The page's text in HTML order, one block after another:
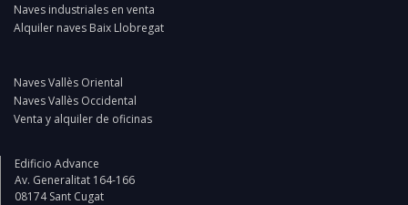
Naves industriales en venta
Alquiler naves Baix Llobregat
Naves Vallès Oriental
Naves Vallès Occidental
Venta y alquiler de oficinas
Edificio Advance
Av. Generalitat 164-166
08174 Sant Cugat